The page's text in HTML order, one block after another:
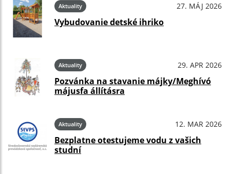
Aktuality 27. MÁJ 2026
Vybudovanie detské ihriko
Aktuality 29. APR 2026
Pozvánka na stavanie májky/Meghívó
májusfa állításra
Aktuality 12. MAR 2026
Bezplatne otestujeme vodu z vašich
studní